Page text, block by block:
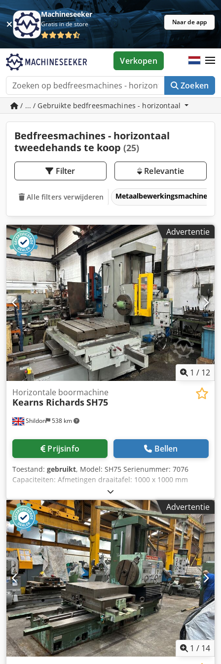
Machineseeker
Gratis in de store Naar de app
Zoeken
Verkopen
/ ... / Gebruikte bedfreesmachines - horizontaal
Bedfreesmachines - horizontaal
tweedehands te koop (25)
Filter Relevantie
Alle filters verwijderen Metaalbewerkingsmachines
Advertentie
1 / 12
Shildon 538 km
Horizontale boormachine
Kearns RichardsSH75
Prijsinfo Bellen
Toestand: gebruikt, Model: SH75 Serienummer: 7076
Capaciteiten: Afmetingen draaitafel: 1000 x 1000 mm
Maximaal draagvermogen tafel: 2000 kg Verticale slag:
1000 mm Dwarslag: 1245 mm Longitudinale slag: 1000 mm
Spindeldiameter: 75 mm Spindelslag: 508 mm
Spindeltoerentallen: 5,6 - 1120 tpm Spindeltap: 40 int
Diameter vlakfreeskop: 508 mm Chedpfxjzrm T Es Ahqsa
Slag vlakfreeskop: 180 mm Toerentallen vlakfreeskop: 5,6 –
280 tpm Voedingen, X, Y & Z: 0,75 – 2500 mm/min
Voedingen, spindel en vlakfreeskop: 0,25 – 830 mm
Schroefdraad snijden naar tafel: 2 – 10 mm spoed, 4 – 16
spoeden per inch Motor: 7,5 kW Elektrisch: 415 V, 3 fasen,
50 Hz Compleet met: Schroefdraadsnijinrichting, digitale
uitlezing (DRO) voor 3 assen, stalen
telescoopbeschermingen, veiligheidsbeugel voor de
bediener, bedieningspaneel, pneumatische
spindelvergrendeling, veiligheidsrem, vergrendeling
vlakfreeskop, Spindelsteunlager, gereedschaphouder
vlakfreeskop Selectie spindelgereedschapshouders, Lovo-
Advertentie
1 / 14